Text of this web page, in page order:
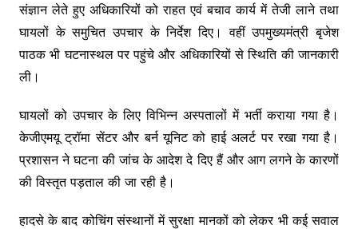
संज्ञान लेते हुए अधिकारियों को राहत एवं बचाव कार्य में तेजी लाने तथा
घायलों के समुचित उपचार के निर्देश दिए। वहीं उपमुख्यमंत्री बृजेश
पाठक भी घटनास्थल पर पहुंचे और अधिकारियों से स्थिति की जानकारी
ली।
घायलों को उपचार के लिए विभिन्न अस्पतालों में भर्ती कराया गया है।
केजीएमयू ट्रॉमा सेंटर और बर्न यूनिट को हाई अलर्ट पर रखा गया है।
प्रशासन ने घटना की जांच के आदेश दे दिए हैं और आग लगने के कारणों
की विस्तृत पड़ताल की जा रही है।
हादसे के बाद कोचिंग संस्थानों में सुरक्षा मानकों को लेकर भी कई सवाल